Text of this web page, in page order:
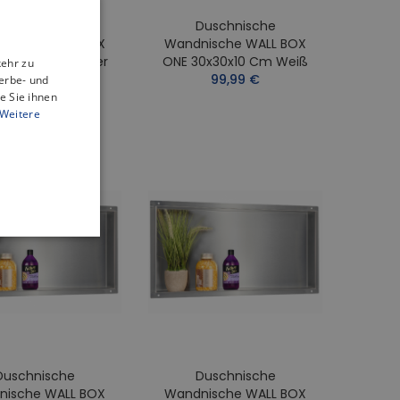
WALL BOX
Cm Silber
89,99 €
Duschnische
Wandnische WALL BOX
ONE 30x30x10 Cm Weiß
99,99 €
WALL BOX
Duschnische
Wandnische WALL BOX
!
zu
und
Sie ihnen
Weitere